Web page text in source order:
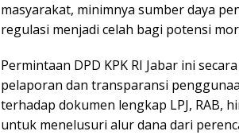
masyarakat, minimnya sumber daya
regulasi menjadi celah bagi potensi
​Permintaan DPD KPK RI Jabar ini
pelaporan dan transparansi
terhadap dokumen lengkap LPJ, RAB,
untuk menelusuri alur dana dari